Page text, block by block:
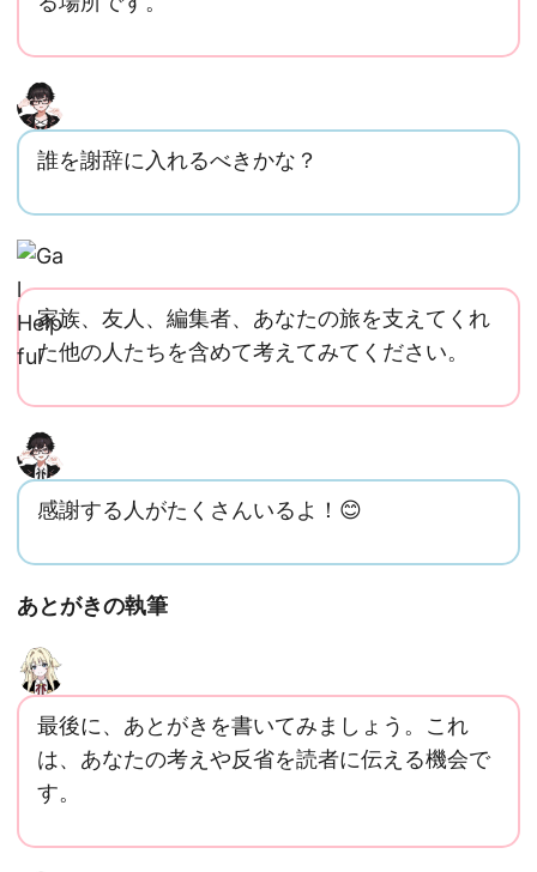
誰を謝辞に入れるべきかな？
家族、友人、編集者、あなたの旅を支えてくれ
た他の人たちを含めて考えてみてください。
感謝する人がたくさんいるよ！😊
あとがきの執筆
最後に、あとがきを書いてみましょう。これ
は、あなたの考えや反省を読者に伝える機会で
す。